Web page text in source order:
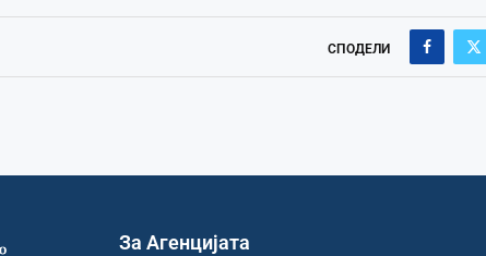
СПОДЕЛИ
За Агенцијата